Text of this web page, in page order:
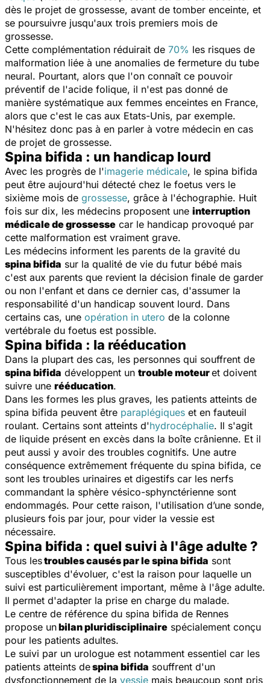
dès le projet de grossesse, avant de tomber enceinte, et
se poursuivre jusqu'aux trois premiers mois de
grossesse.
Cette complémentation réduirait de 70% les risques de
malformation liée à une anomalies de fermeture du tube
neural. Pourtant, alors que l'on connaît ce pouvoir
préventif de l'acide folique, il n'est pas donné de
manière systématique aux femmes enceintes en France,
alors que c'est le cas aux Etats-Unis, par exemple.
N'hésitez donc pas à en parler à votre médecin en cas
de projet de grossesse.
Spina bifida : un handicap lourd
Avec les progrès de l'imagerie médicale, le spina bifida
peut être aujourd'hui détecté chez le foetus vers le
sixième mois de grossesse, grâce à l'échographie. Huit
fois sur dix, les médecins proposent une interruption
médicale de grossesse car le handicap provoqué par
cette malformation est vraiment grave.
Les médecins informent les parents de la gravité du
spina bifida sur la qualité de vie du futur bébé mais
c'est aux parents que revient la décision finale de garder
ou non l'enfant et dans ce dernier cas, d'assumer la
responsabilité d'un handicap souvent lourd. Dans
certains cas, une opération in utero de la colonne
vertébrale du foetus est possible.
Spina bifida : la rééducation
Dans la plupart des cas, les personnes qui souffrent de
spina bifida développent un trouble moteuret doivent
suivre une rééducation.
Dans les formes les plus graves, les patients atteints de
spina bifida peuvent être paraplégiques et en fauteuil
roulant. Certains sont atteints d'hydrocéphalie. Il s'agit
de liquide présent en excès dans la boîte crânienne. Et il
peut aussi y avoir des troubles cognitifs. Une autre
conséquence extrêmement fréquente du spina bifida, ce
sont les troubles urinaires et digestifs car les nerfs
commandant la sphère vésico-sphynctérienne sont
endommagés. Pour cette raison, l'utilisation d’une sonde,
plusieurs fois par jour, pour vider la vessie est
nécessaire.
Spina bifida : quel suivi à l'âge adulte ?
Tous lestroubles causés par le spina bifida sont
susceptibles d'évoluer, c'est la raison pour laquelle un
suivi est particulièrement important, même à l'âge adulte.
Il permet d'adapter la prise en charge du malade.
Le centre de référence du spina bifida de Rennes
propose unbilan pluridisciplinaire spécialement conçu
pour les patients adultes.
Le suivi par un urologue est notamment essentiel car les
patients atteints despina bifida souffrent d'un
dysfonctionnement de la vessie mais beaucoup sont pris